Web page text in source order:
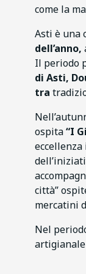
come la
Asti è una
dell’anno,
Il periodo
di Asti,
tra
ospita“I
città”
mercatini
Nel